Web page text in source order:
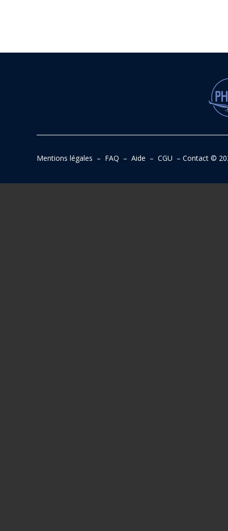
Mentions légales – FAQ – Aide – CGU – Contact©